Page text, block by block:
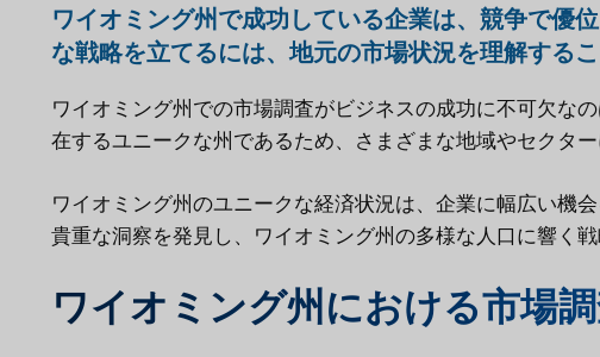
ワイオミング州で成功している企業は、競争で優
な戦略を立てるには、地元の市場状況を理解するこ
ワイオミング州での市場調査がビジネスの成功に不可欠な
在するユニークな州であるため、さまざまな地域やセクター
ワイオミング州のユニークな経済状況は、企業に幅広い機
貴重な洞察を発見し、ワイオミング州の多様な人口に響く戦
ワイオミング州における市場